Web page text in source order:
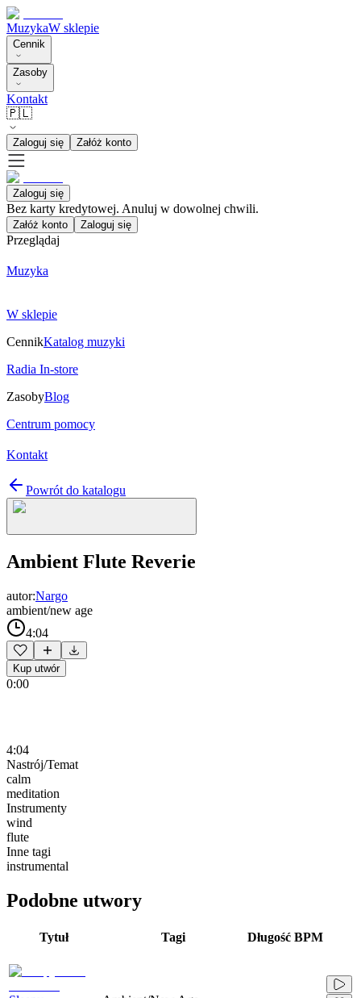
MuzykaW sklepie
Cennik
Zasoby
Kontakt
🇵🇱
Zaloguj się Załóż konto
Zaloguj się
Bez karty kredytowej. Anuluj w dowolnej chwili.
Załóż konto Zaloguj się
Przeglądaj
Muzyka
W sklepie
CennikKatalog muzyki
Radia In-store
ZasobyBlog
Centrum pomocy
Kontakt
Powrót do katalogu
Ambient Flute Reverie
autor:Nargo
ambient/new age
4:04
Kup utwór
0:00
4:04
Nastrój/Temat
calm
meditation
Instrumenty
wind
flute
Inne tagi
instrumental
Podobne utwory
Tytuł Tagi Długość BPM